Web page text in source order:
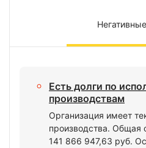
Негативные
Есть долги по
производствам
Организация имеет
производства. Общая
141 866 947,63 руб.